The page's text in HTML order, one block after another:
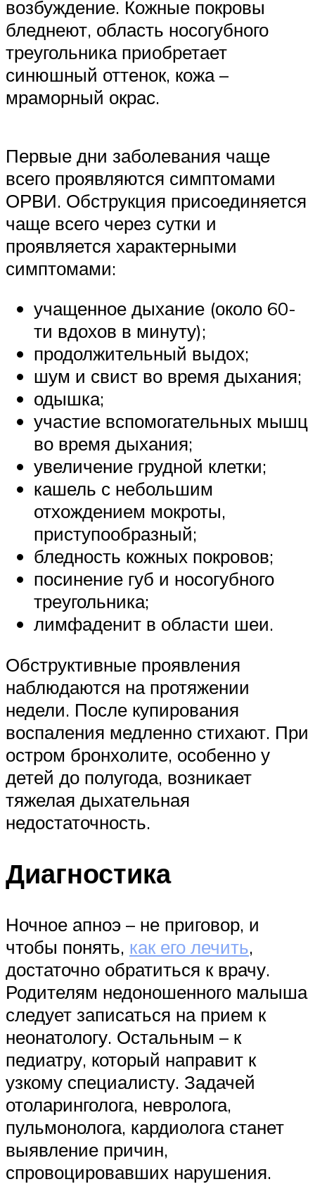
возбуждение. Кожные покровы
бледнеют, область носогубного
треугольника приобретает
синюшный оттенок, кожа –
мраморный окрас.
Первые дни заболевания чаще
всего проявляются симптомами
ОРВИ. Обструкция присоединяется
чаще всего через сутки и
проявляется характерными
симптомами:
учащенное дыхание (около 60-
ти вдохов в минуту);
продолжительный выдох;
шум и свист во время дыхания;
одышка;
участие вспомогательных мышц
во время дыхания;
увеличение грудной клетки;
кашель с небольшим
отхождением мокроты,
приступообразный;
бледность кожных покровов;
посинение губ и носогубного
треугольника;
лимфаденит в области шеи.
Обструктивные проявления
наблюдаются на протяжении
недели. После купирования
воспаления медленно стихают. При
остром бронхолите, особенно у
детей до полугода, возникает
тяжелая дыхательная
недостаточность.
Диагностика
Ночное апноэ – не приговор, и
чтобы понять, как его лечить,
достаточно обратиться к врачу.
Родителям недоношенного малыша
следует записаться на прием к
неонатологу. Остальным – к
педиатру, который направит к
узкому специалисту. Задачей
отоларинголога, невролога,
пульмонолога, кардиолога станет
выявление причин,
спровоцировавших нарушения.